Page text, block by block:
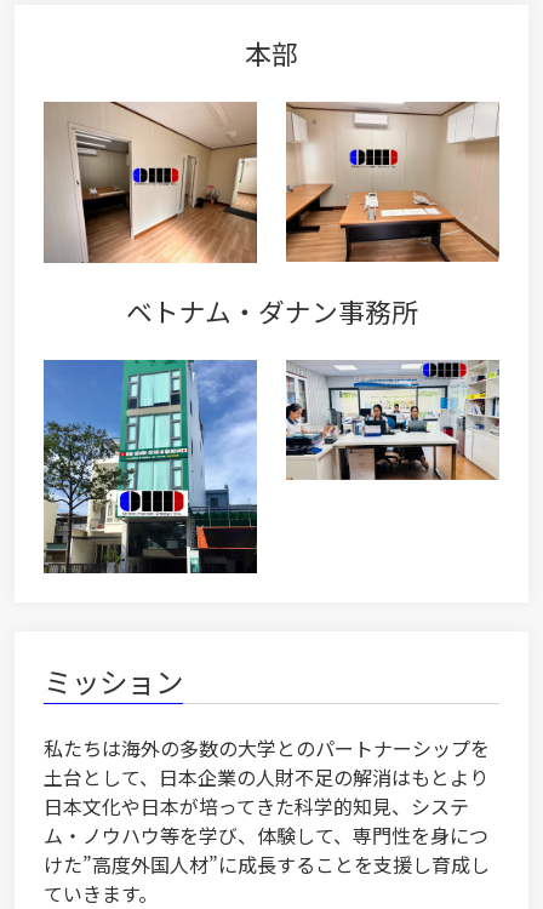
本部
ベトナム・ダナン事務所
ミッション
私たちは海外の多数の大学とのパートナーシップを
土台として、日本企業の人財不足の解消はもとより
日本文化や日本が培ってきた科学的知見、システ
ム・ノウハウ等を学び、体験して、専門性を身につ
けた”高度外国人材”に成長することを支援し育成し
ていきます。